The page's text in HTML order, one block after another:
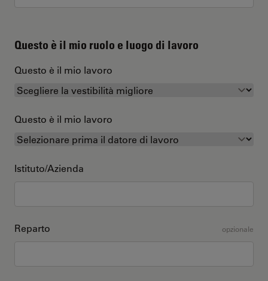
Questo è il mio ruolo e luogo di lavoro
Questo è il mio lavoro
Questo è il mio lavoro
Istituto/Azienda
Reparto opzionale